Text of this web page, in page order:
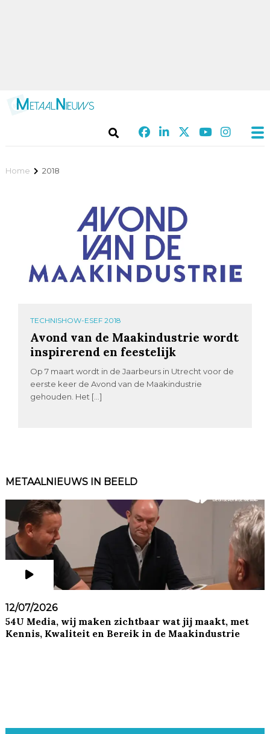
Home 2018
TECHNISHOW-ESEF 2018
Avond van de Maakindustrie wordt
inspirerend en feestelijk
Op 7 maart wordt in de Jaarbeurs in Utrecht voor de
eerste keer de Avond van de Maakindustrie
gehouden. Het […]
METAALNIEUWS IN BEELD
12/07/2026
54U Media, wij maken zichtbaar wat jij maakt, met
Kennis, Kwaliteit en Bereik in de Maakindustrie